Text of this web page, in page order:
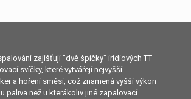
zajišťují "dvě špičky" iridiových TT
svíčky, které vytvářejí nejvyšší
a hoření směsi, což znamená vyšší výkon
paliva než u kterákoliv jiné zapalovací